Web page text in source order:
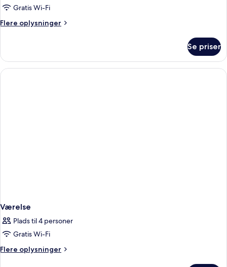
Gratis Wi-Fi
Flere oplysninger
Flere
studiosuite
Se priser
Værelse
Plads til 4 personer
Gratis Wi-Fi
Flere oplysninger
Flere